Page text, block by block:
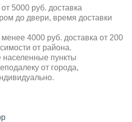
5000 руб. доставка
до двери, время доставки
4000 руб. доставка от 200
от района.
населенные пункты
от города,